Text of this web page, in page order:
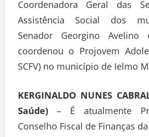
Coordenadora Geral das
Assistência Social dos
Senador Georgino
coordenou o Projovem
SCFV) no município de Ielmo
KERGINALDO NUNES
Saúde)– É atualmente
Conselho Fiscal de Finanças